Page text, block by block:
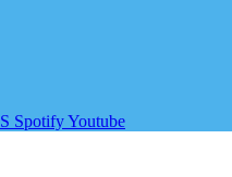
SpotifyYoutube